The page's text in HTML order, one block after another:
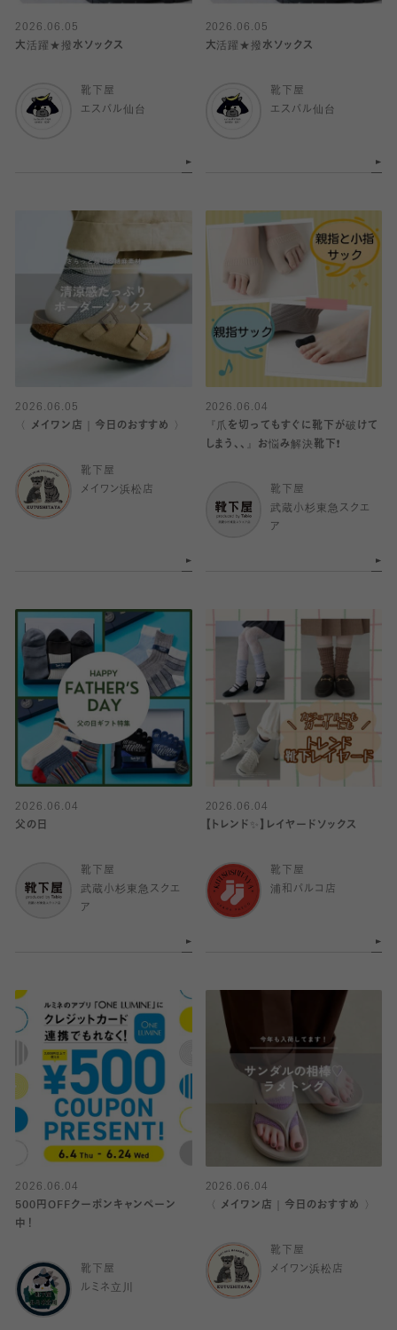
2026.06.05
大活躍★撥水ソックス
靴下屋
エスパル仙台
2026.06.05
大活躍★撥水ソックス
靴下屋
エスパル仙台
2026.06.05
〈 メイワン店｜今日のおすすめ 〉
靴下屋
メイワン浜松店
2026.06.04
『爪を切ってもすぐに靴下が破けて
しまう、、』お悩み解決靴下❗️
靴下屋
武蔵小杉東急スクエ
ア
2026.06.04
父の日
靴下屋
武蔵小杉東急スクエ
ア
2026.06.04
【トレンド✨️】レイヤードソックス
靴下屋
浦和パルコ店
2026.06.04
500円OFFクーポンキャンペーン
中！
靴下屋
ルミネ立川
2026.06.04
〈 メイワン店｜今日のおすすめ 〉
靴下屋
メイワン浜松店